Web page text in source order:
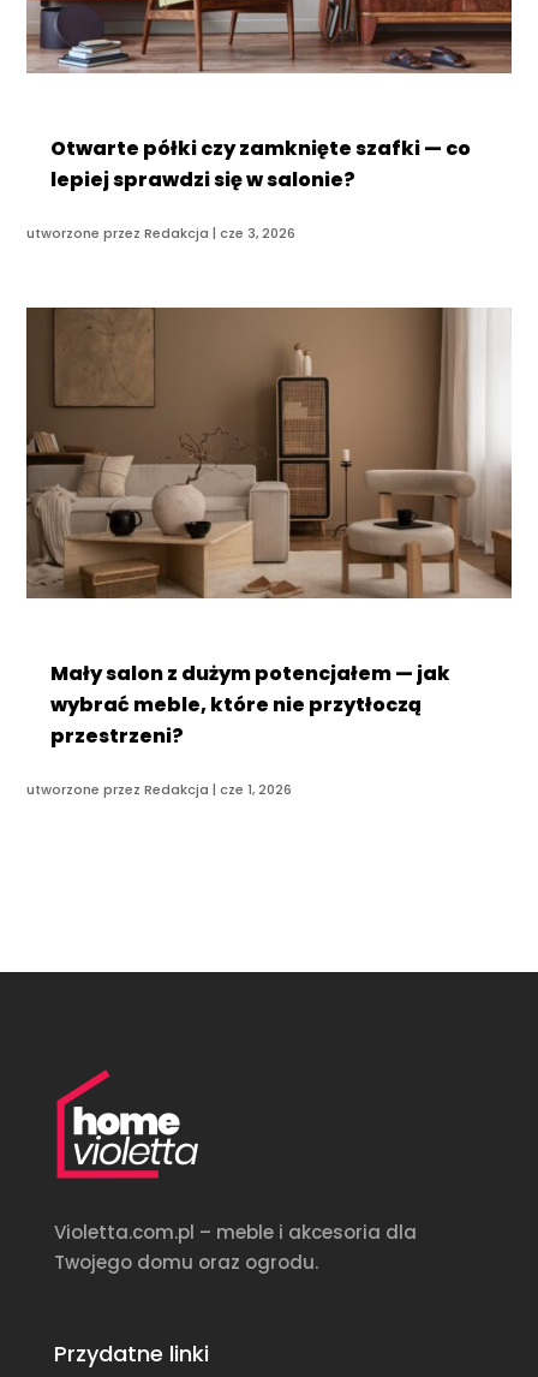
Otwarte półki czy zamknięte szafki — co
lepiej sprawdzi się w salonie?
utworzone przezRedakcja |cze 3, 2026
Mały salon z dużym potencjałem — jak
wybrać meble, które nie przytłoczą
przestrzeni?
utworzone przezRedakcja |cze 1, 2026
Violetta.com.pl – meble i akcesoria dla
Twojego domu oraz ogrodu.
Przydatne linki